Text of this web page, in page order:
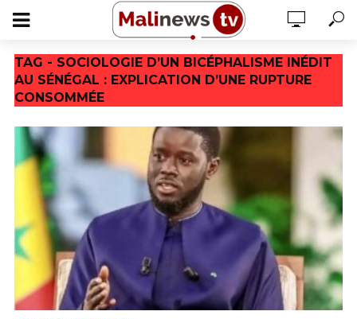
TAG - SOCIOLOGIE D’UN BICÉPHALISME INÉDIT
AU SÉNÉGAL : EXPLICATION D’UNE RUPTURE
CONSOMMÉE